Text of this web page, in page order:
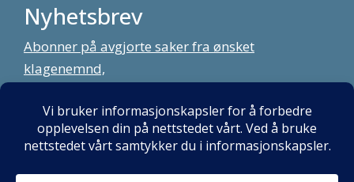
Nyhetsbrev
Abonner på avgjorte saker fra ønsket
klagenemnd,